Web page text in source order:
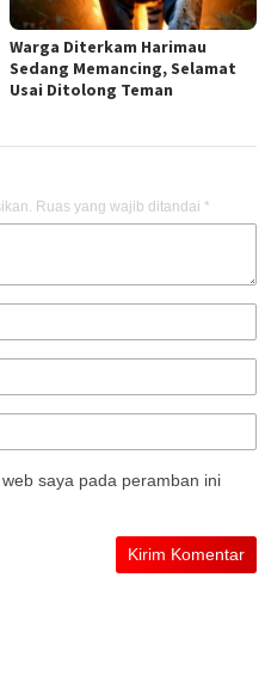
Warga Diterkam Harimau
Sedang Memancing, Selamat
Usai Ditolong Teman
Ruas yang wajib ditandai *
saya pada peramban ini